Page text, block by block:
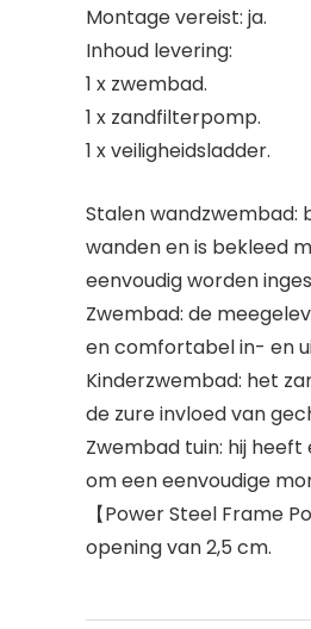
Montage vereist: ja.
Inhoud levering:
1 x zwembad.
1 x zandfilterpomp.
1 x veiligheidsladder.
Stalen wandzwembad:
wanden en is bekleed
eenvoudig worden
Zwembad: de
en comfortabel in- en
Kinderzwembad: het
de zure invloed van
Zwembad tuin: hij
om een eenvoudige
【Power Steel Frame
opening van 2,5 cm.